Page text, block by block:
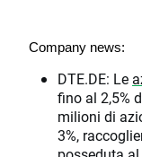
Company news:
DTE.DE: Le
fino al 2,5%
milioni di
3%,